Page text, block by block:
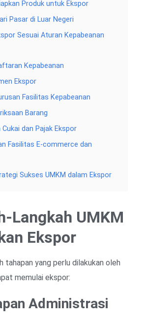
Produk untuk Ekspor
Pasar di Luar Negeri
Sesuai Aturan Kepabeanan
Kepabeanan
Ekspor
Fasilitas Kepabeanan
Barang
Cukai dan Pajak Ekspor
Fasilitas E-commerce dan
Sukses UMKM dalam Ekspor
Langkah UMKM
Ekspor
tahapan yang perlu dilakukan oleh
memulai ekspor:
Administrasi